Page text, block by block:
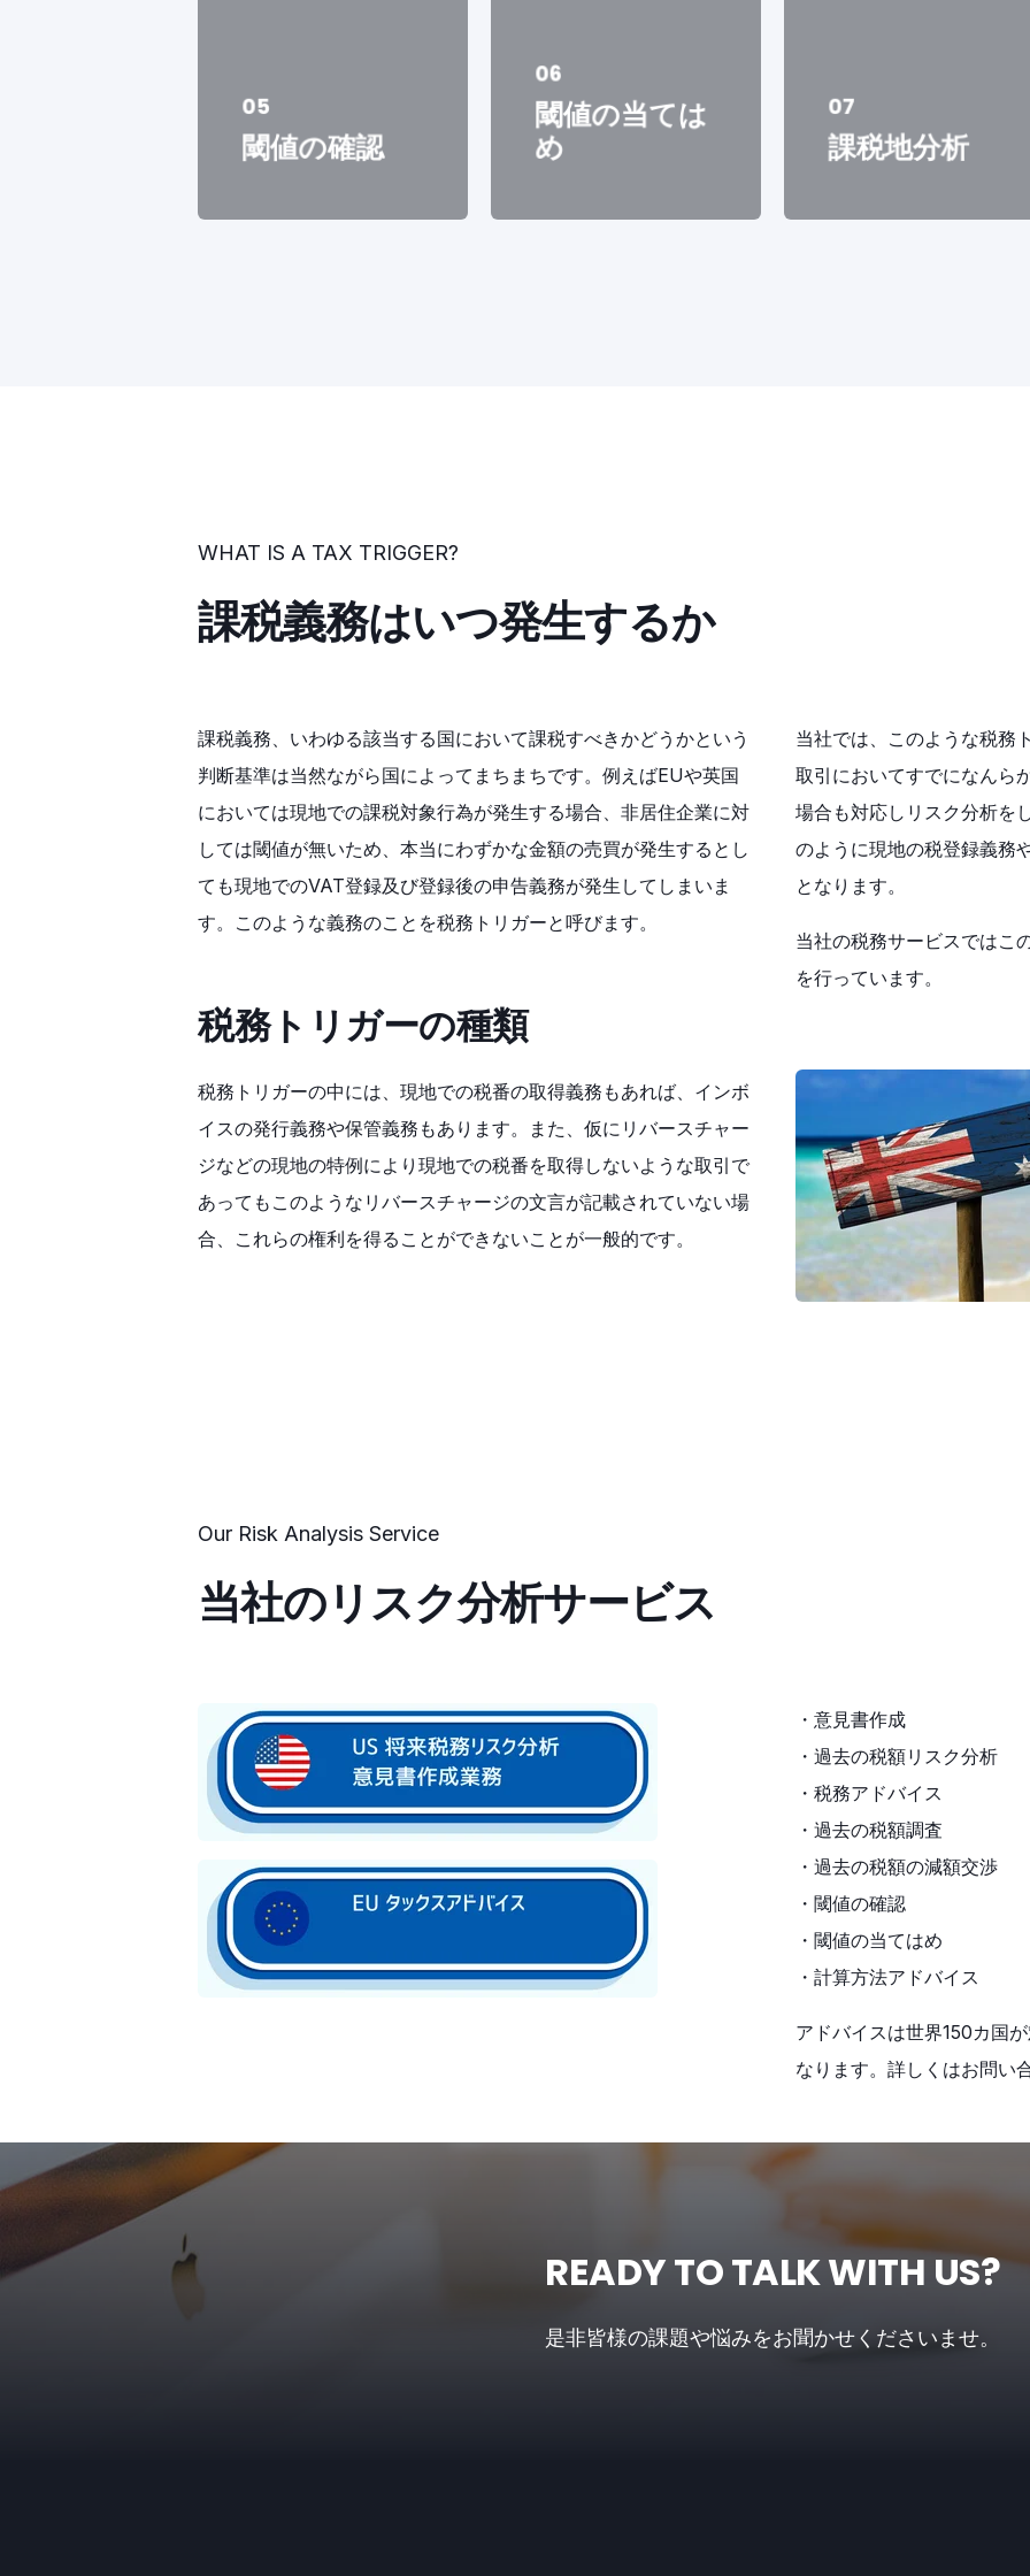
05
閾値の確認
06
閾値の当ては
め
07
課税地分析
WHAT IS A TAX TRIGGER?
課税義務はいつ発生するか
課税義務、いわゆる該当する国において課税すべきかどうかという
判断基準は当然ながら国によってまちまちです。例えばEUや英国
においては現地での課税対象行為が発生する場合、非居住企業に対
しては閾値が無いため、本当にわずかな金額の売買が発生するとし
ても現地でのVAT登録及び登録後の申告義務が発生してしまいま
す。このような義務のことを税務トリガーと呼びます。
税務トリガーの種類
税務トリガーの中には、現地での税番の取得義務もあれば、インボ
イスの発行義務や保管義務もあります。また、仮にリバースチャー
ジなどの現地の特例により現地での税番を取得しないような取引で
あってもこのようなリバースチャージの文言が記載されていない場
合、これらの権利を得ることができないことが一般的です。
当社では、このような税務
取引においてすでになんら
場合も対応しリスク分析を
のように現地の税登録義務
となります。
当社の税務サービスではこ
を行っています。
Our Risk Analysis Service
当社のリスク分析サービス
・意見書作成
・過去の税額リスク分析
・税務アドバイス
・過去の税額調査
・過去の税額の減額交渉
・閾値の確認
・閾値の当てはめ
・計算方法アドバイス
アドバイスは世界150カ国
なります。詳しくはお問い
READY TO TALK WITH US?
是非皆様の課題や悩みをお聞かせくださいませ。